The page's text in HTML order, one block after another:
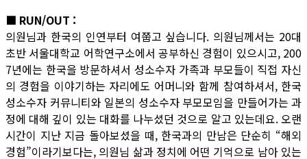
■ RUN/OUT :
의원님과 한국의 인연부터 여쭙고 싶습니다. 의원님께서는 20대
초반 서울대학교 어학연구소에서 공부하신 경험이 있으시고, 200
7년에는 한국을 방문하셔서 성소수자 가족과 부모들이 직접 자신
의 경험을 이야기하는 자리에도 어머니와 함께 참여하셔서, 한국
성소수자 커뮤니티와 일본의 성소수자 부모모임을 만들어가는 과
정에 대해 깊이 있는 대화를 나누셨던 것으로 알고 있는데요. 오랜
시간이 지난 지금 돌아보셨을 때, 한국과의 만남은 단순히 “해외
경험”이라기보다는, 의원님 삶과 정치에 어떤 기억으로 남아 있는